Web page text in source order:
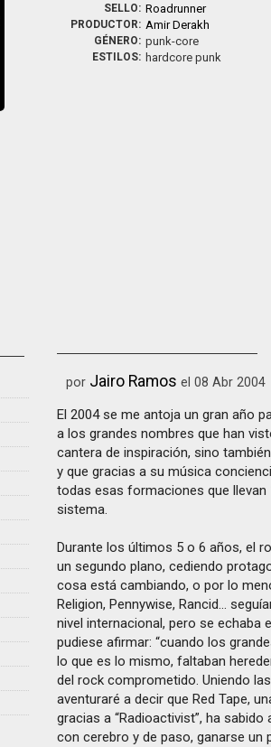
SELLO: Roadrunner
PRODUCTOR: Amir Derakh
GÉNERO: punk-core
ESTILOS: hardcore punk
por Jairo Ramos el 08 Abr 2004
El 2004 se me antoja un gran año
a los grandes nombres que han
cantera de inspiración, sino
y que gracias a su música
todas esas formaciones que llevan
sistema.
Durante los últimos 5 o 6 años, el
un segundo plano, cediendo
cosa está cambiando, o por lo
Religion, Pennywise, Rancid...
nivel internacional, pero se echaba
pudiese afirmar: “cuando los
lo que es lo mismo, faltaban
del rock comprometido. Uniendo
aventuraré a decir que Red Tape,
gracias a “Radioactivist”, ha
con cerebro y de paso, ganarse